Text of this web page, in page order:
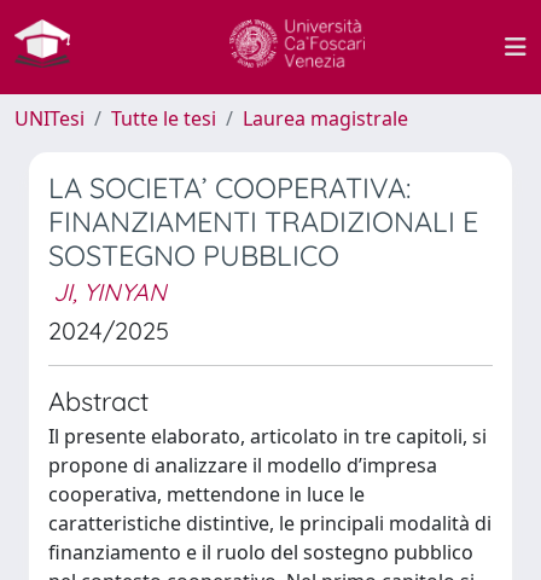
UNITesi Tutte le tesi Laurea magistrale
LA SOCIETA’ COOPERATIVA:
FINANZIAMENTI TRADIZIONALI E
SOSTEGNO PUBBLICO
JI, YINYAN
2024/2025
Abstract
Il presente elaborato, articolato in tre capitoli, si
propone di analizzare il modello d’impresa
cooperativa, mettendone in luce le
caratteristiche distintive, le principali modalità di
finanziamento e il ruolo del sostegno pubblico